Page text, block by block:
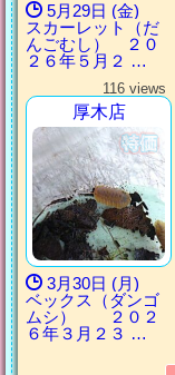
5月29日 (金)
スカーレット（だ
んごむし） ２０
２６年５月２ …
116 views
厚木店
3月30日 (月)
ベックス（ダンゴ
ムシ） ２０２
６年３月２３ …